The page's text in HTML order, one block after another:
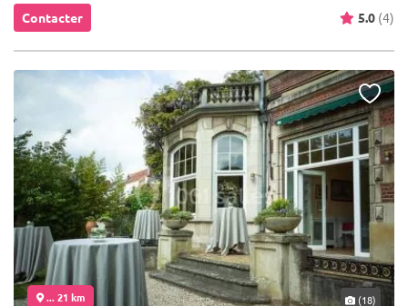
Contacter 5.0 (4)
... 21 km (18)